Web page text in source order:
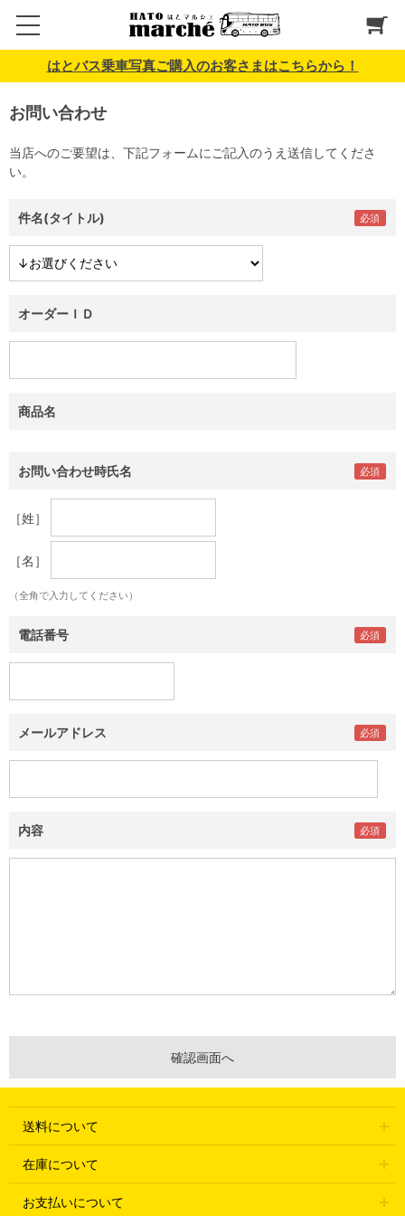
はとバス乗車写真ご購入のお客さまはこちらから！
お問い合わせ
当店へのご要望は、下記フォームにご記入のうえ送信してくださ
い。
件名(タイトル)
オーダーＩＤ
商品名
お問い合わせ時氏名
［姓］
［名］
（全角で入力してください）
電話番号
メールアドレス
内容
送料について
在庫について
お支払いについて